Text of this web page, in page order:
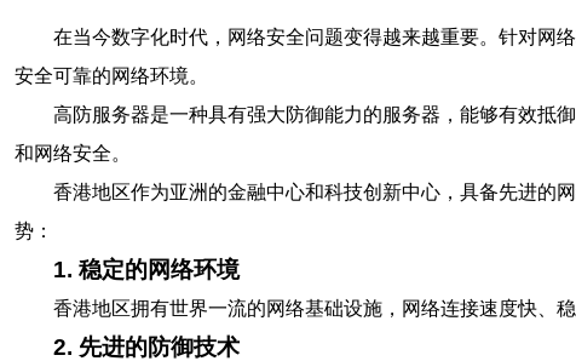
在当今数字化时代，网络安全问题变得越来越重要。针对网
安全可靠的网络环境。
高防服务器是一种具有强大防御能力的服务器，能够有效抵
和网络安全。
香港地区作为亚洲的金融中心和科技创新中心，具备先进的
势：
1. 稳定的网络环境
香港地区拥有世界一流的网络基础设施，网络连接速度快、
2. 先进的防御技术